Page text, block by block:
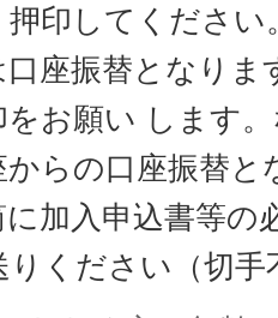
押印してください
座振替となりま
をお願い します
からの口座振替と
加入申込書等の
ください（切手